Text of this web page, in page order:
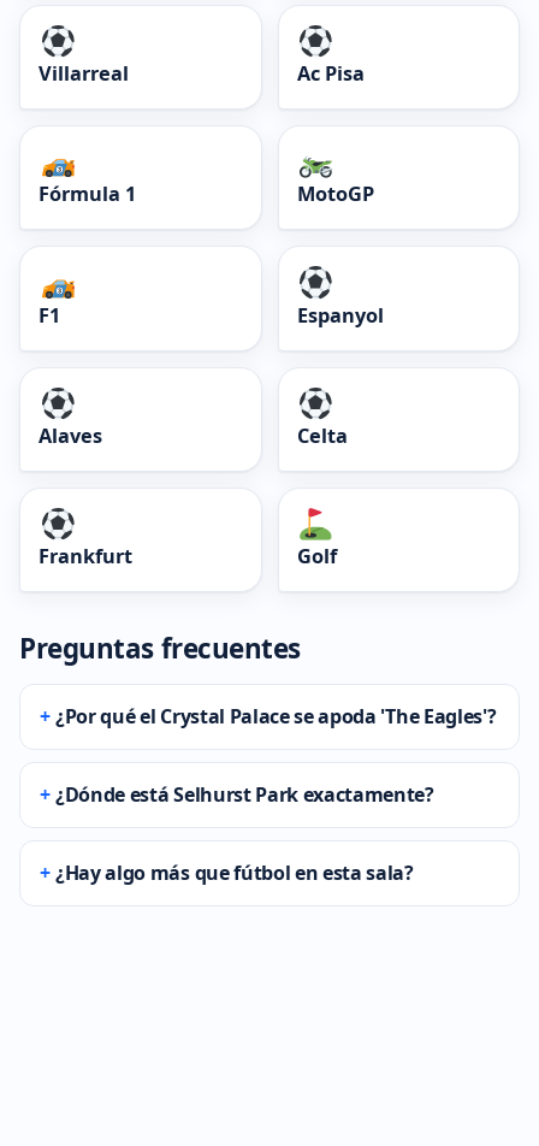
Villarreal Ac Pisa
Fórmula 1 MotoGP
F1 Espanyol
Alaves Celta
Frankfurt Golf
Preguntas frecuentes
¿Por qué el Crystal Palace se apoda 'The Eagles'?
¿Dónde está Selhurst Park exactamente?
¿Hay algo más que fútbol en esta sala?